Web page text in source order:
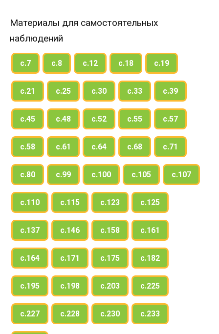
Материалы для самостоятельных
наблюдений
с.7 с.8 с.12 с.18 с.19
с.21 с.25 с.30 с.33 с.39
с.45 с.48 с.52 с.55 с.57
с.58 с.61 с.64 с.68 с.71
с.80 с.99 с.100 с.105 с.107
с.110 с.115 с.123 с.125
с.137 с.146 с.158 с.161
с.164 с.171 с.175 с.182
с.195 с.198 с.203 с.225
с.227 с.228 с.230 с.233